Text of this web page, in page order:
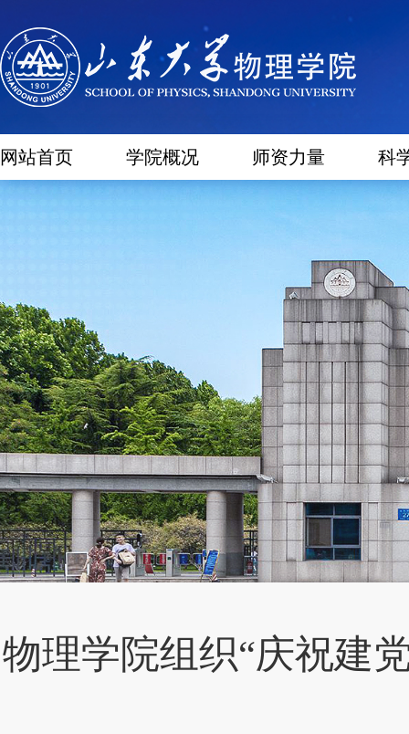
网站首页 学院概况 师资力量 科
物理学院组织“庆祝建